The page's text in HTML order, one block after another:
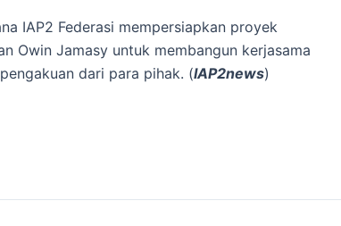
IAP2 Federasi mempersiapkan proyek
Owin Jamasy untuk membangun kerjasama
dari para pihak. (IAP2news)